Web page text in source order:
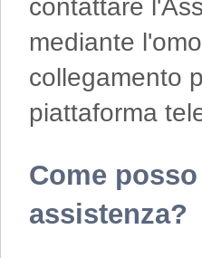
contattare
mediante
collegamento
piattaforma
Come
assistenza?